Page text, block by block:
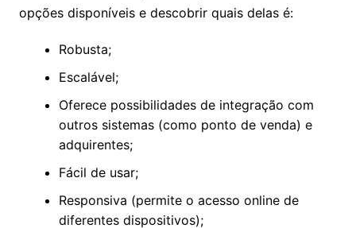
opções disponíveis e descobrir quais delas é:
Robusta;
Escalável;
Oferece possibilidades de integração com
outros sistemas (como ponto de venda) e
adquirentes;
Fácil de usar;
Responsiva (permite o acesso online de
diferentes dispositivos);